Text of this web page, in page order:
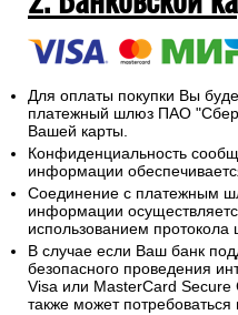
Для оплаты покупки Вы
платежный шлюз ПАО
Вашей карты.
Конфиденциальность
информации
Соединение с платежным
информации
использованием
В случае если Ваш банк
безопасного проведения
Visa или MasterCard
также может